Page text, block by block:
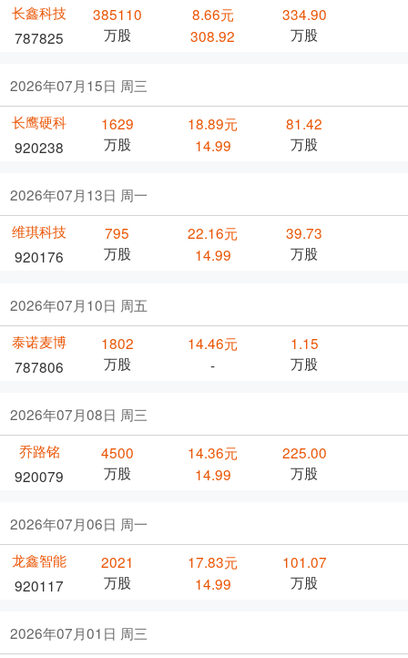
长鑫科技
787825
385110
万股
8.66元
308.92
334.90
万股
2026年07月15日 周三
长鹰硬科
920238
1629
万股
18.89元
14.99
81.42
万股
2026年07月13日 周一
维琪科技
920176
795
万股
22.16元
14.99
39.73
万股
2026年07月10日 周五
泰诺麦博
787806
1802
万股
14.46元
-
1.15
万股
2026年07月08日 周三
乔路铭
920079
4500
万股
14.36元
14.99
225.00
万股
2026年07月06日 周一
龙鑫智能
920117
2021
万股
17.83元
14.99
101.07
万股
2026年07月01日 周三